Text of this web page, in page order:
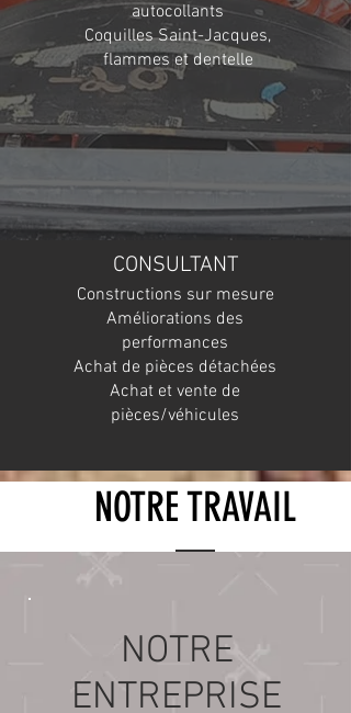
autocollants
Coquilles Saint-Jacques,
flammes et dentelle
CONSULTANT
Constructions sur mesure
Améliorations des
performances
Achat de pièces détachées
Achat et vente de
pièces/véhicules
NOTRE TRAVAIL
QUE VOUS POUVEZ
NOTRE
ENTREPRISE